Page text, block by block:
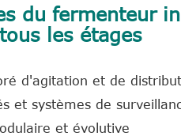
du fermenteur
les étages
d'agitation et de
et systèmes de
et évolutive